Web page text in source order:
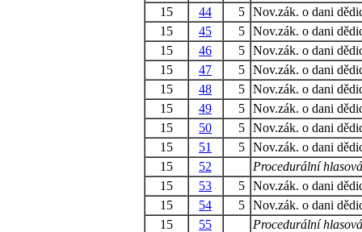
15
44 5 Nov.zák. o dani
15
45 5 Nov.zák. o dani
15
46 5 Nov.zák. o dani
15
47 5 Nov.zák. o dani
15
48 5 Nov.zák. o dani
15
49 5 Nov.zák. o dani
15
50 5 Nov.zák. o dani
15
51 5 Nov.zák. o dani
15
52
Procedurální
15
53 5 Nov.zák. o dani
15
54 5 Nov.zák. o dani
15
55
Procedurální